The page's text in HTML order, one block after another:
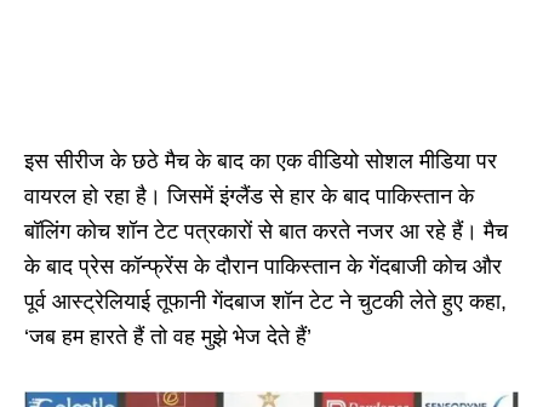
इस सीरीज के छठे मैच के बाद का एक वीडियो सोशल मीडिया पर
वायरल हो रहा है। जिसमें इंग्लैंड से हार के बाद पाकिस्तान के
बॉलिंग कोच शॉन टेट पत्रकारों से बात करते नजर आ रहे हैं। मैच
के बाद प्रेस कॉन्फ्रेंस के दौरान पाकिस्तान के गेंदबाजी कोच और
पूर्व आस्ट्रेलियाई तूफानी गेंदबाज शॉन टेट ने चुटकी लेते हुए कहा,
‘जब हम हारते हैं तो वह मुझे भेज देते हैं’